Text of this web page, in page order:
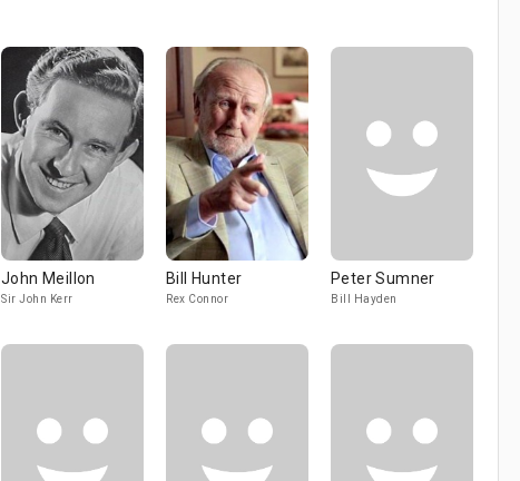
John Meillon
Sir John Kerr
Bill Hunter
Rex Connor
Peter Sumner
Bill Hayden